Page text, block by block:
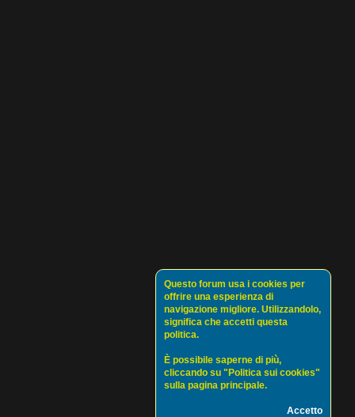
Questo forum usa i cookies per
offrire una esperienza di
navigazione migliore. Utilizzandolo,
significa che accetti questa
politica.
È possibile saperne di più,
cliccando su "Politica sui cookies"
sulla pagina principale.
Accetto